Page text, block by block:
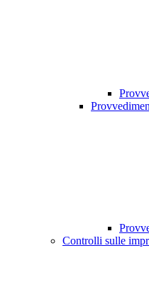
Controlli sulle